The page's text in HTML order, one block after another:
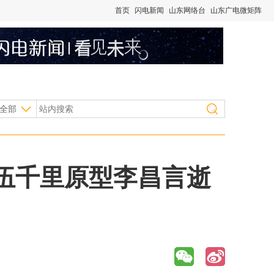
首页 闪电新闻 山东网络台 山东广电微矩阵
部
千里原型李昌言逝